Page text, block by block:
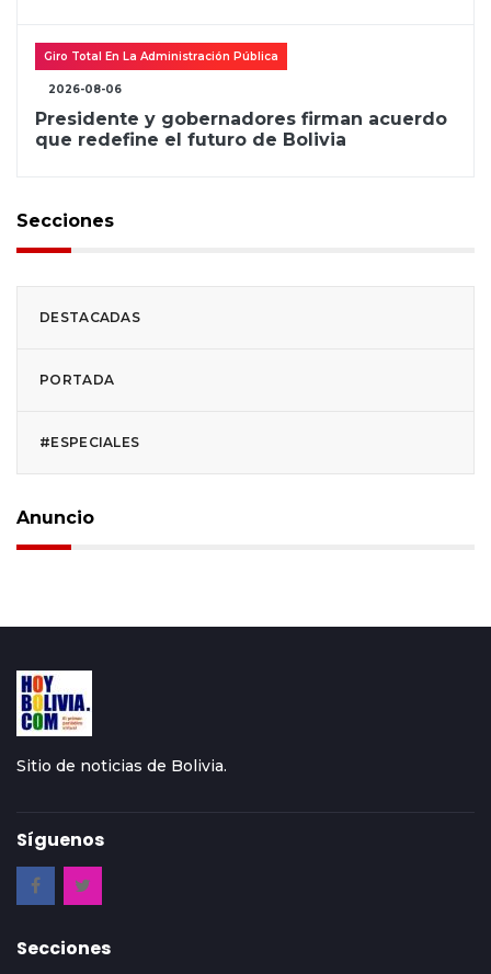
Giro Total En La Administración Pública
2026-08-06
Presidente y gobernadores firman acuerdo
que redefine el futuro de Bolivia
Secciones
DESTACADAS
PORTADA
#ESPECIALES
Anuncio
Sitio de noticias de Bolivia.
Síguenos
Secciones